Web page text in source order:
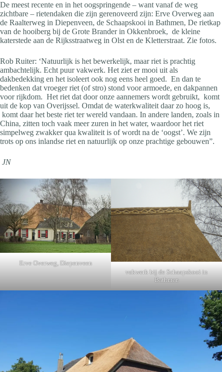
De meest recente en in het oogspringende – want vanaf de weg
zichtbare – rietendaken die zijn gerenoveerd zijn: Erve Overweg aan
de Raalterweg in Diepenveen, de Schaapskooi in Bathmen, De rietkap
van de hooiberg bij de Grote Brander in Okkenbroek, de kleine
katerstede aan de Rijksstraatweg in Olst en de Kletterstraat. Zie fotos.
Rob Ruiter: ‘Natuurlijk is het bewerkelijk, maar riet is prachtig
ambachtelijk. Echt puur vakwerk. Het ziet er mooi uit als
dakbedekking en het isoleert ook nog eens heel goed. En dan te
bedenken dat vroeger riet (of stro) stond voor armoede, en dakpannen
voor rijkdom. Het riet dat door onze aannemers wordt gebruikt, komt
uit de kop van Overijssel. Omdat de waterkwaliteit daar zo hoog is,
komt daar het beste riet ter wereld vandaan. In andere landen, zoals in
China, zitten toch vaak meer zuren in het water, waardoor het riet
simpelweg zwakker qua kwaliteit is of wordt na de ‘oogst’. We zijn
trots op ons inlandse riet en natuurlijk op onze prachtige gebouwen”.
JN
Erve Overweg, Diepenveen
vakwerk bij de Schaapskooi in
Bathmen